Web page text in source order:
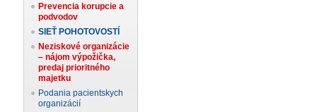
Prevencia korupcie a
podvodov
SIEŤ POHOTOVOSTÍ
Neziskové organizácie
– nájom výpožička,
predaj prioritného
majetku
Podania pacientskych
organizácií